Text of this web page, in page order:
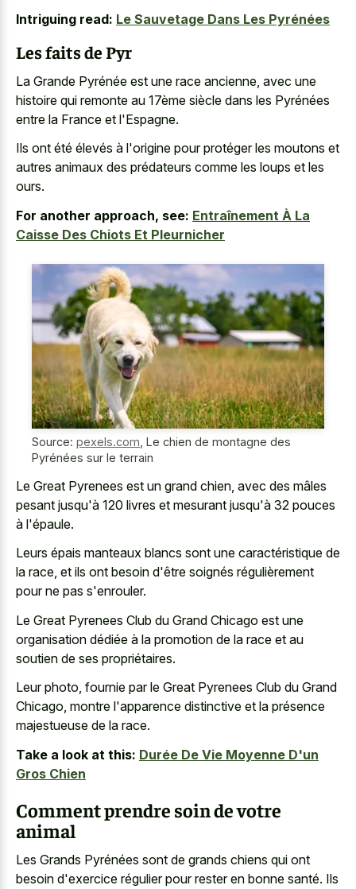
Intriguing read: Le Sauvetage Dans Les Pyrénées
Les faits de Pyr
La Grande Pyrénée est une race ancienne, avec une
histoire qui remonte au 17ème siècle dans les Pyrénées
entre la France et l'Espagne.
Ils ont été élevés à l'origine pour protéger les moutons et
autres animaux des prédateurs comme les loups et les
ours.
For another approach, see: Entraînement À La
Caisse Des Chiots Et Pleurnicher
Source: pexels.com Le chien de montagne des
Pyrénées sur le terrain
Le Great Pyrenees est un grand chien, avec des mâles
pesant jusqu'à 120 livres et mesurant jusqu'à 32 pouces
à l'épaule.
Leurs épais manteaux blancs sont une caractéristique de
la race, et ils ont besoin d'être soignés régulièrement
pour ne pas s'enrouler.
Le Great Pyrenees Club du Grand Chicago est une
organisation dédiée à la promotion de la race et au
soutien de ses propriétaires.
Leur photo, fournie par le Great Pyrenees Club du Grand
Chicago, montre l'apparence distinctive et la présence
majestueuse de la race.
Take a look at this: Durée De Vie Moyenne D'un
Gros Chien
Comment prendre soin de votre
animal
Les Grands Pyrénées sont de grands chiens qui ont
besoin d'exercice régulier pour rester en bonne santé. Ils